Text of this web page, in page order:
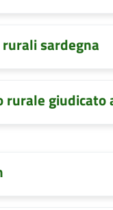
sardegna
giudicato